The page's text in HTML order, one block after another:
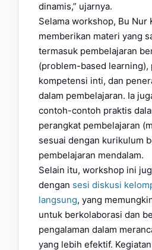
dinamis,” ujarnya.
Selama workshop, Bu Nur
memberikan materi yang
termasuk pembelajaran
(problem-based learning),
kompetensi inti, dan
dalam pembelajaran. Ia
contoh-contoh praktis
perangkat pembelajaran
sesuai dengan kurikulum
pembelajaran mendalam.
Selain itu, workshop ini
dengan sesi diskusi
langsung, yang
untuk berkolaborasi dan
pengalaman dalam
yang lebih efektif.